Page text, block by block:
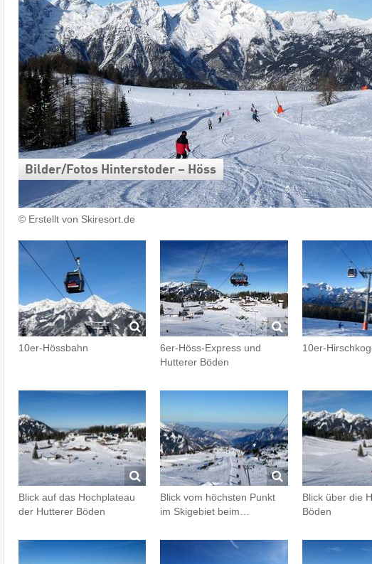
Bilder/​Fotos Hinterstoder – Höss
© Erstellt von Skiresort.de
10er-Hössbahn
6er-Höss-Express und
Hutterer Böden
10er-
Blick auf das Hochplateau
der Hutterer Böden
Blick vom höchsten Punkt
im Skigebiet beim…
Blick über die
Böden